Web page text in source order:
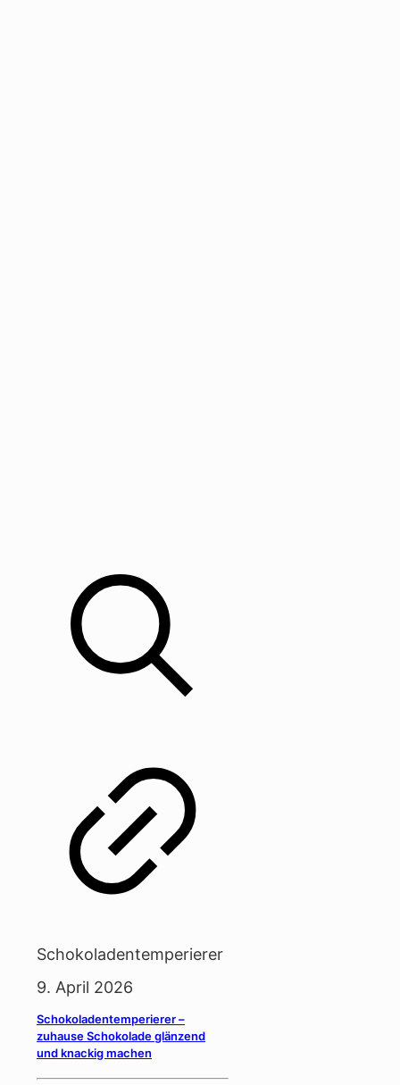
Schokoladentemperierer
9. April 2026
Schokoladentemperierer –
zuhause Schokolade glänzend
und knackig machen